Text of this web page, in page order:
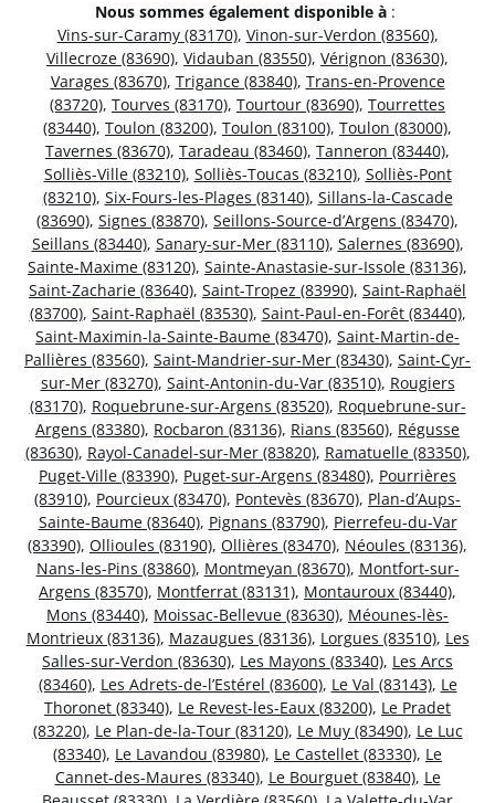
Nous sommes également disponible à :
Vins-sur-Caramy (83170), Vinon-sur-Verdon (83560),
Villecroze (83690), Vidauban (83550), Vérignon (83630),
Varages (83670), Trigance (83840), Trans-en-Provence
(83720), Tourves (83170), Tourtour (83690), Tourrettes
(83440), Toulon (83200), Toulon (83100), Toulon (83000),
Tavernes (83670), Taradeau (83460), Tanneron (83440),
Solliès-Ville (83210), Solliès-Toucas (83210), Solliès-Pont
(83210), Six-Fours-les-Plages (83140), Sillans-la-Cascade
(83690), Signes (83870), Seillons-Source-d’Argens (83470),
Seillans (83440), Sanary-sur-Mer (83110), Salernes (83690),
Sainte-Maxime (83120), Sainte-Anastasie-sur-Issole (83136),
Saint-Zacharie (83640), Saint-Tropez (83990), Saint-Raphaël
(83700), Saint-Raphaël (83530), Saint-Paul-en-Forêt (83440),
Saint-Maximin-la-Sainte-Baume (83470), Saint-Martin-de-
Pallières (83560), Saint-Mandrier-sur-Mer (83430), Saint-Cyr-
sur-Mer (83270), Saint-Antonin-du-Var (83510), Rougiers
(83170), Roquebrune-sur-Argens (83520), Roquebrune-sur-
Argens (83380), Rocbaron (83136), Rians (83560), Régusse
(83630), Rayol-Canadel-sur-Mer (83820), Ramatuelle (83350),
Puget-Ville (83390), Puget-sur-Argens (83480), Pourrières
(83910), Pourcieux (83470), Pontevès (83670), Plan-d’Aups-
Sainte-Baume (83640), Pignans (83790), Pierrefeu-du-Var
(83390), Ollioules (83190), Ollières (83470), Néoules (83136),
Nans-les-Pins (83860), Montmeyan (83670), Montfort-sur-
Argens (83570), Montferrat (83131), Montauroux (83440),
Mons (83440), Moissac-Bellevue (83630), Méounes-lès-
Montrieux (83136), Mazaugues (83136), Lorgues (83510), Les
Salles-sur-Verdon (83630), Les Mayons (83340), Les Arcs
(83460), Les Adrets-de-l’Estérel (83600), Le Val (83143), Le
Thoronet (83340), Le Revest-les-Eaux (83200), Le Pradet
(83220), Le Plan-de-la-Tour (83120), Le Muy (83490), Le Luc
(83340), Le Lavandou (83980), Le Castellet (83330), Le
Cannet-des-Maures (83340), Le Bourguet (83840), Le